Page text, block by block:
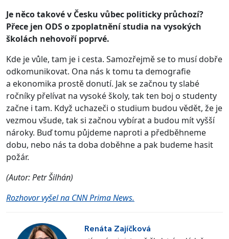
Je něco takové v Česku vůbec politicky průchozí?
Přece jen ODS o zpoplatnění studia na vysokých
školách nehovoří poprvé.
Kde je vůle, tam je i cesta. Samozřejmě se to musí dobře
odkomunikovat. Ona nás k tomu ta demografie
a ekonomika prostě donutí. Jak se začnou ty slabé
ročníky přelívat na vysoké školy, tak ten boj o studenty
začne i tam. Když uchazeči o studium budou vědět, že je
vezmou všude, tak si začnou vybírat a budou mít vyšší
nároky. Buď tomu půjdeme naproti a předběhneme
dobu, nebo nás ta doba doběhne a pak budeme hasit
požár.
(Autor: Petr Šilhán)
Rozhovor vyšel na CNN Prima News.
Renáta Zajíčková